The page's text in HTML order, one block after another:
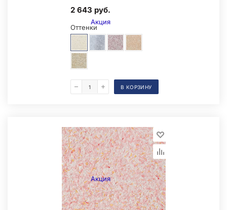
Акция
Образец на экспозиции
2 643 руб.
Оттенки
В КОРЗИНУ
Акция